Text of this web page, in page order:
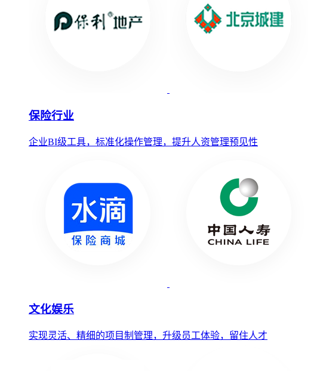
保险行业
企业BI级工具，标准化操作管理，提升人资管理预见性
文化娱乐
实现灵活、精细的项目制管理，升级员工体验，留住人才